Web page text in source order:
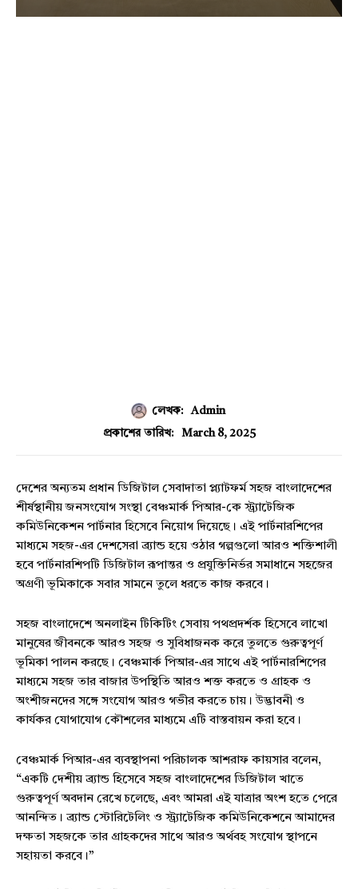
লেখক:
Admin
প্রকাশের তারিখ:
March 8, 2025
দেশের অন্যতম প্রধান ডিজিটাল সেবাদাতা প্ল্যাটফর্ম সহজ বাংলাদেশের
শীর্ষস্থানীয় জনসংযোগ সংস্থা বেঞ্চমার্ক পিআর-কে স্ট্র্যাটেজিক
কমিউনিকেশন পার্টনার হিসেবে নিয়োগ দিয়েছে। এই পার্টনারশিপের
মাধ্যমে সহজ-এর দেশসেরা ব্র্যান্ড হয়ে ওঠার গল্পগুলো আরও শক্তিশালী
হবে পার্টনারশিপটি ডিজিটাল রূপান্তর ও প্রযুক্তিনির্ভর সমাধানে সহজের
অগ্রণী ভূমিকাকে সবার সামনে তুলে ধরতে কাজ করবে।
সহজ বাংলাদেশে অনলাইন টিকিটিং সেবায় পথপ্রদর্শক হিসেবে লাখো
মানুষের জীবনকে আরও সহজ ও সুবিধাজনক করে তুলতে গুরুত্বপূর্ণ
ভূমিকা পালন করছে। বেঞ্চমার্ক পিআর-এর সাথে এই পার্টনারশিপের
মাধ্যমে সহজ তার বাজার উপস্থিতি আরও শক্ত করতে ও গ্রাহক ও
অংশীজনদের সঙ্গে সংযোগ আরও গভীর করতে চায়। উদ্ভাবনী ও
কার্যকর যোগাযোগ কৌশলের মাধ্যমে এটি বাস্তবায়ন করা হবে।
বেঞ্চমার্ক পিআর-এর ব্যবস্থাপনা পরিচালক আশরাফ কায়সার বলেন,
“একটি দেশীয় ব্র্যান্ড হিসেবে সহজ বাংলাদেশের ডিজিটাল খাতে
গুরুত্বপূর্ণ অবদান রেখে চলেছে, এবং আমরা এই যাত্রার অংশ হতে পেরে
আনন্দিত। ব্র্যান্ড স্টোরিটেলিং ও স্ট্র্যাটেজিক কমিউনিকেশনে আমাদের
দক্ষতা সহজকে তার গ্রাহকদের সাথে আরও অর্থবহ সংযোগ স্থাপনে
সহায়তা করবে।”